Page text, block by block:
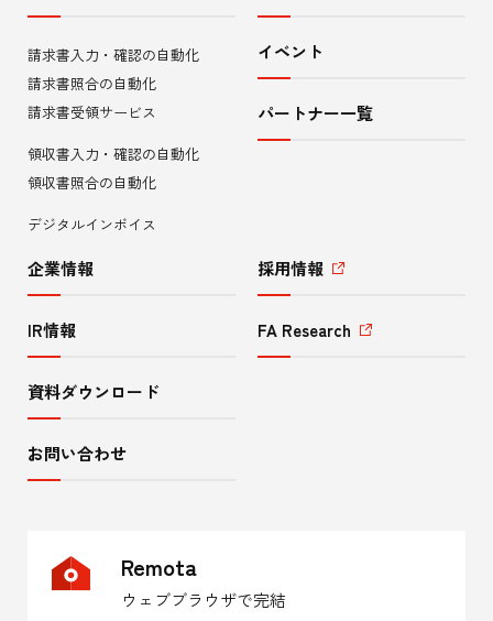
内
メ
ニ
ュ
ー
請求書入力・確認の自動化
請求書照合の自動化
請求書受領サービス
領収書入力・確認の自動化
領収書照合の自動化
デジタルインボイス
イベント
パートナー一覧
企業情報
IR情報
資料ダウンロード
お問い合わせ
採用情報
FA Research
Remota
ウェブブラウザで完結